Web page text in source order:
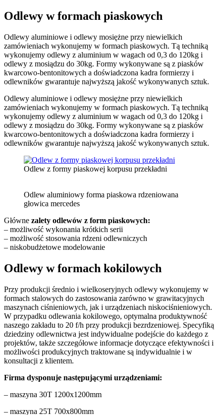
Odlewy w formach piaskowych
Odlewy aluminiowe i odlewy mosiężne przy niewielkich
zamówieniach wykonujemy w formach piaskowych. Tą techniką
wykonujemy odlewy z aluminium w wagach od 0,3 do 120kg i
odlewy z mosiądzu do 30kg. Formy wykonywane są z piasków
kwarcowo-bentonitowych a doświadczona kadra formierzy i
odlewników gwarantuje najwyższą jakość wykonywanych sztuk.
Odlewy aluminiowe i odlewy mosiężne przy niewielkich
zamówieniach wykonujemy w formach piaskowych. Tą techniką
wykonujemy odlewy z aluminium w wagach od 0,3 do 120kg i
odlewy z mosiądzu do 30kg. Formy wykonywane są z piasków
kwarcowo-bentonitowych a doświadczona kadra formierzy i
odlewników gwarantuje najwyższą jakość wykonywanych sztuk.
Odlew z formy piaskowej korpusu przekładni
Odlew aluminiowy forma piaskowa rdzeniowana
głowica mercedes
Główne zalety odlewów z form piaskowych:
– możliwość wykonania krótkich serii
– możliwość stosowania rdzeni odlewniczych
– niskobudżetowe modelowanie
Odlewy w formach kokilowych
Przy produkcji średnio i wielkoseryjnych odlewy wykonujemy w
formach stalowych do zastosowania zarówno w grawitacyjnych
maszynach ciśnieniowych, jak i urządzeniach niskociśnieniowych.
W przypadku odlewania kokilowego, optymalna produktywność
naszego zakładu to 20 f/h przy produkcji bezrdzeniowej. Specyfiką
dziedziny odlewnictwa jest indywidualne podejście do każdego z
projektów, także szczegółowe informacje dotyczące efektywności i
możliwości produkcyjnych traktowane są indywidualnie i w
konsultacji z klientem.
Firma dysponuje następującymi urządzeniami:
– maszyna 30T 1200x1200mm
– maszyna 25T 700x800mm